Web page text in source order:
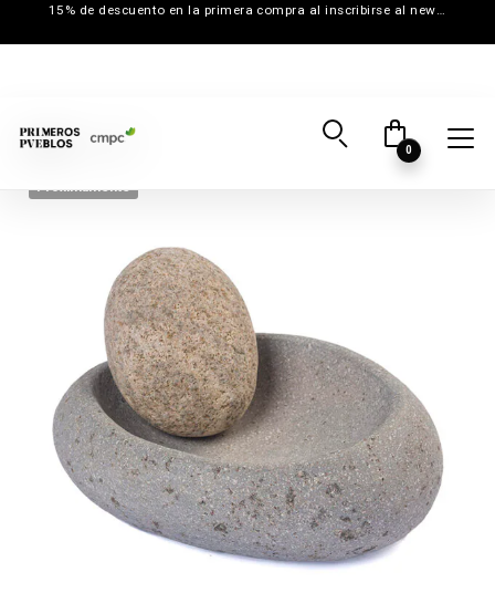
15% de descuento en la primera compra al inscribirse al newsletter
0
Próximamente